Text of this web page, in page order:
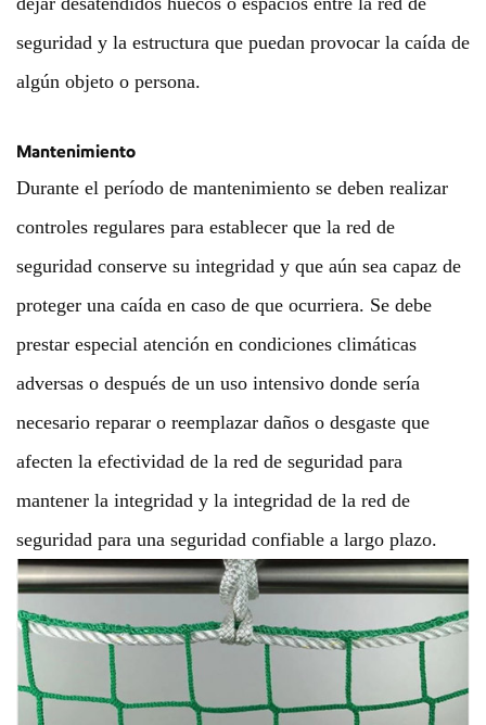
seguridad y la estructura que puedan provocar la caída de
algún objeto o persona.
Mantenimiento
Durante el período de mantenimiento se deben realizar
controles regulares para establecer que la red de
seguridad conserve su integridad y que aún sea capaz de
proteger una caída en caso de que ocurriera. Se debe
prestar especial atención en condiciones climáticas
adversas o después de un uso intensivo donde sería
necesario reparar o reemplazar daños o desgaste que
afecten la efectividad de la red de seguridad para
mantener la integridad y la integridad de la red de
seguridad para una seguridad confiable a largo plazo.